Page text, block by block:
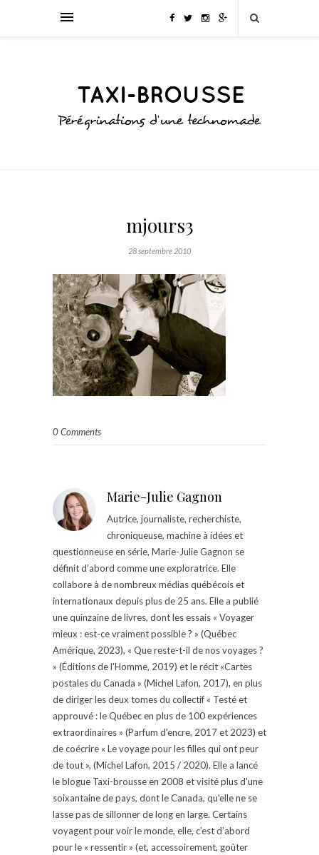
mjours3
28 septembre 2010
0 Comments
Marie-Julie Gagnon
Autrice, journaliste, recherchiste,
chroniqueuse, machine à idées et
questionneuse en série, Marie-Julie Gagnon se
définit d’abord comme une exploratrice. Elle
collabore à de nombreux médias québécois et
internationaux depuis plus de 25 ans. Elle a publié
une quinzaine de livres, dont les essais « Voyager
mieux : est-ce vraiment possible ? » (Québec
Amérique, 2023), « Que reste-t-il de nos voyages ?
» (Éditions de l'Homme, 2019) et le récit «Cartes
postales du Canada » (Michel Lafon, 2017), en plus
de diriger les deux tomes du collectif « Testé et
approuvé : le Québec en plus de 100 expériences
extraordinaires » (Parfum d'encre, 2017 et 2023) et
de coécrire « Le voyage pour les filles qui ont peur
de tout », (Michel Lafon, 2015 / 2020). Elle a lancé
le blogue Taxi-brousse en 2008 et visité plus d'une
soixantaine de pays, dont le Canada, qu'elle ne se
lasse pas de sillonner de long en large. Certains
voyagent pour voir le monde, elle, c’est d’abord
pour le « ressentir » (et, accessoirement, goûter